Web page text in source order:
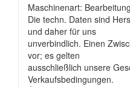
Maschinenart:
Die techn. Daten sind
und daher für uns
unverbindlich. Einen
vor; es gelten
ausschließlich unsere
Verkaufsbedingungen.